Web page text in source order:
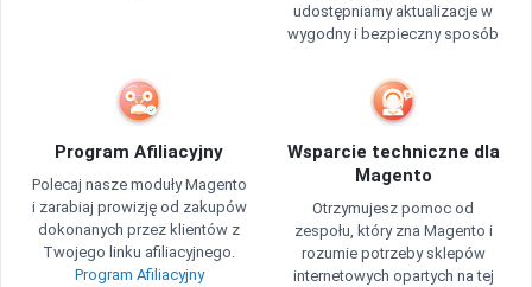
udostępniamy aktualizacje w
wygodny i bezpieczny sposób
Program Afiliacyjny
Polecaj nasze moduły Magento
i zarabiaj prowizję od zakupów
dokonanych przez klientów z
Twojego linku afiliacyjnego.
Program Afiliacyjny
Wsparcie techniczne dla
Magento
Otrzymujesz pomoc od
zespołu, który zna Magento i
rozumie potrzeby sklepów
internetowych opartych na tej